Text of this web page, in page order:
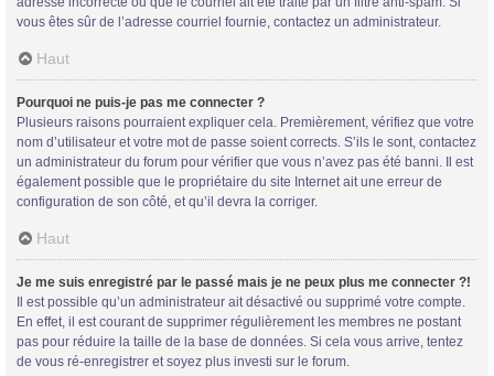
Forum d'information sur les transidentités masculines FtM/FtX/Ft*
vous êtes sûr de l’adresse courriel fournie, contactez un administrateur.
Haut
Pourquoi ne puis-je pas me connecter ?
Plusieurs raisons pourraient expliquer cela. Premièrement, vérifiez que votre
nom d’utilisateur et votre mot de passe soient corrects. S’ils le sont, contactez
un administrateur du forum pour vérifier que vous n’avez pas été banni. Il est
également possible que le propriétaire du site Internet ait une erreur de
configuration de son côté, et qu’il devra la corriger.
Haut
Je me suis enregistré par le passé mais je ne peux plus me connecter ?!
Il est possible qu’un administrateur ait désactivé ou supprimé votre compte.
En effet, il est courant de supprimer régulièrement les membres ne postant
pas pour réduire la taille de la base de données. Si cela vous arrive, tentez
de vous ré-enregistrer et soyez plus investi sur le forum.